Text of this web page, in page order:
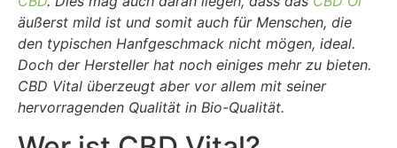
äußerst mild ist und somit auch für Menschen, die
den typischen Hanfgeschmack nicht mögen, ideal.
Doch der Hersteller hat noch einiges mehr zu bieten.
CBD Vital überzeugt aber vor allem mit seiner
hervorragenden Qualität in Bio-Qualität.